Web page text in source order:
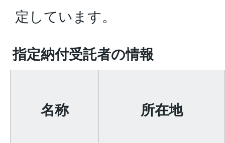
定しています。
指定納付受託者の情報
名称 所在地